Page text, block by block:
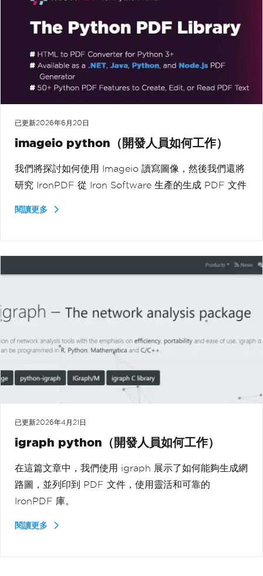
已更新2026年6月20日
imageio python（開發人員如何工作）
我們將探討如何使用 Imageio 讀寫圖像，然後我們還將
研究 IronPDF 從 Iron Software 生產的生成 PDF 文件
閱讀更多
已更新2026年4月21日
igraph python（開發人員如何工作）
在這篇文章中，我們使用 igraph 展示了如何能夠生成網
路圖，並列印到 PDF 文件，使用靈活和可靠的
IronPDF 庫。
閱讀更多